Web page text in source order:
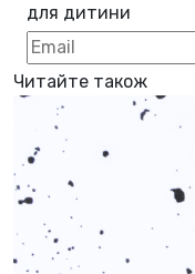
для дитини
Читайте також